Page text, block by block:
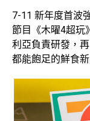
7-11 新年度首波
節目《木曜4超玩
利亞負責研發，
都能飽足的鮮食新